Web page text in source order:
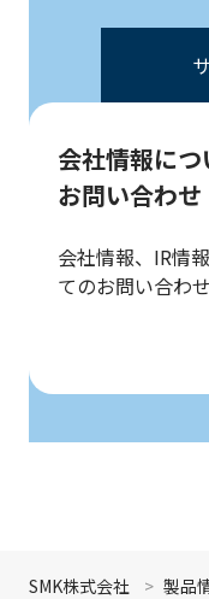
会社情報につ
お問い合わせ
会社情報、IR情
てのお問い合わ
SMK株式会社 製品